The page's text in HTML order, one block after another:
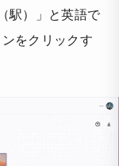
駅）」と英語で
をクリックす